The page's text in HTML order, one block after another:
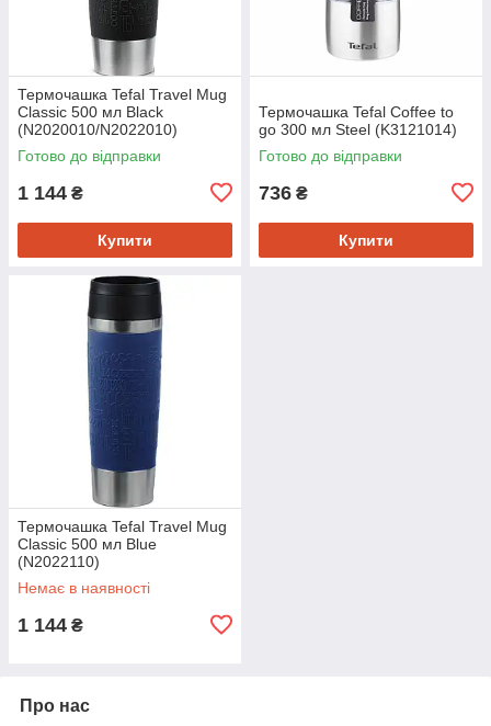
Термочашка Tefal Travel Mug
Classic 500 мл Black
(N2020010/N2022010)
Готово до відправки
1 144 ₴
Купити
Термочашка Tefal Coffee to
go 300 мл Steel (K3121014)
Готово до відправки
736 ₴
Купити
Термочашка Tefal Travel Mug
Classic 500 мл Blue
(N2022110)
Немає в наявності
1 144 ₴
Про нас